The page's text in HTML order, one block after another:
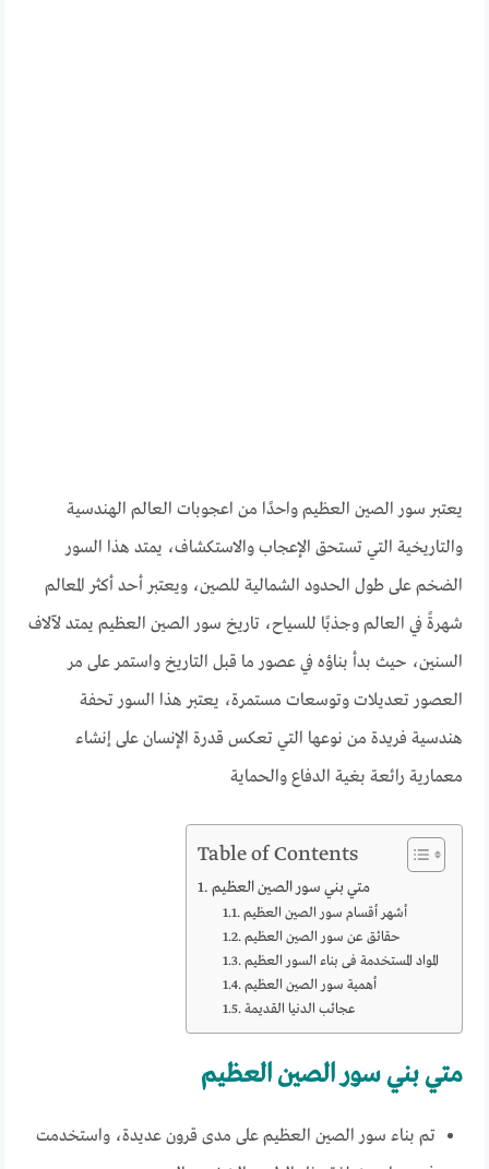
يعتبر سور الصين العظيم واحدًا من اعجوبات العالم الهندسية
والتاريخية التي تستحق الإعجاب والاستكشاف، يمتد هذا السور
الضخم على طول الحدود الشمالية للصين، ويعتبر أحد أكثر المعالم
شهرةً في العالم وجذبًا للسياح، تاريخ سور الصين العظيم يمتد لآلاف
السنين، حيث بدأ بناؤه في عصور ما قبل التاريخ واستمر على مر
العصور تعديلات وتوسعات مستمرة، يعتبر هذا السور تحفة
هندسية فريدة من نوعها التي تعكس قدرة الإنسان على إنشاء
معمارية رائعة بغية الدفاع والحماية
Table of Contents
متي بني سور الصين العظيم
أشهر أقسام سور الصين العظيم
حقائق عن سور الصين العظيم
المواد المستخدمة فى بناء السور العظيم
أهمية سور الصين العظيم
عجائب الدنيا القديمة
متي بني سور الصين العظيم
تم بناء سور الصين العظيم على مدى قرون عديدة، واستخدمت